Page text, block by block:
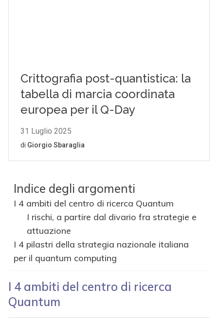
Indice degli argomenti
I 4 ambiti del centro di ricerca Quantum
I rischi, a partire dal divario fra strategie e
attuazione
I 4 pilastri della strategia nazionale italiana
per il quantum computing
I 4 ambiti del centro di ricerca
Quantum